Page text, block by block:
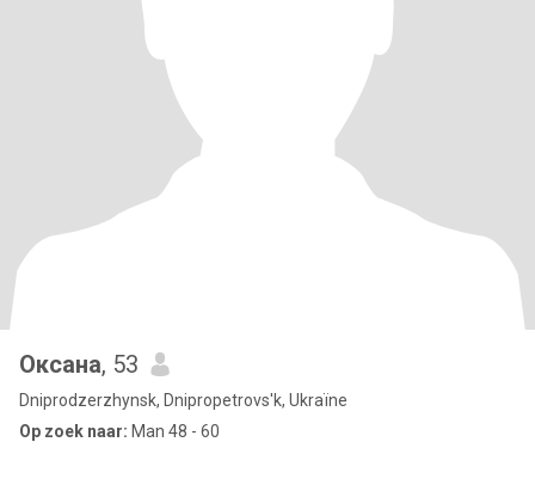
Оксана, 53
Dniprodzerzhynsk, Dnipropetrovs'k, Ukraïne
Op zoek naar: Man 48 - 60